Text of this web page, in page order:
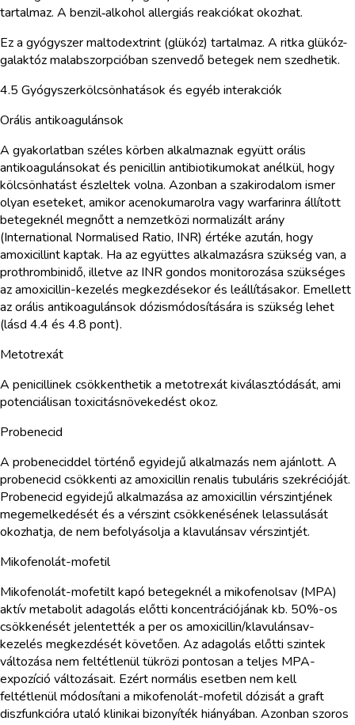
tartalmaz. A benzil‑alkohol allergiás reakciókat okozhat.
Ez a gyógyszer maltodextrint (glükóz) tartalmaz. A ritka glükóz-
galaktóz malabszorpcióban szenvedő betegek nem szedhetik.
4.5 Gyógyszerkölcsönhatások és egyéb interakciók
Orális antikoagulánsok
A gyakorlatban széles körben alkalmaznak együtt orális
antikoagulánsokat és penicillin antibiotikumokat anélkül, hogy
kölcsönhatást észleltek volna. Azonban a szakirodalom ismer
olyan eseteket, amikor acenokumarolra vagy warfarinra állított
betegeknél megnőtt a nemzetközi normalizált arány
(International Normalised Ratio, INR) értéke azután, hogy
amoxicillint kaptak. Ha az együttes alkalmazásra szükség van, a
prothrombinidő, illetve az INR gondos monitorozása szükséges
az amoxicillin-kezelés megkezdésekor és leállításakor. Emellett
az orális antikoagulánsok dózismódosítására is szükség lehet
(lásd 4.4 és 4.8 pont).
Metotrexát
A penicillinek csökkenthetik a metotrexát kiválasztódását, ami
potenciálisan toxicitásnövekedést okoz.
Probenecid
A probeneciddel történő egyidejű alkalmazás nem ajánlott. A
probenecid csökkenti az amoxicillin renalis tubuláris szekrécióját.
Probenecid egyidejű alkalmazása az amoxicillin vérszintjének
megemelkedését és a vérszint csökkenésének lelassulását
okozhatja, de nem befolyásolja a klavulánsav vérszintjét.
Mikofenolát-mofetil
Mikofenolát-mofetilt kapó betegeknél a mikofenolsav (MPA)
aktív metabolit adagolás előtti koncentrációjának kb. 50%-os
csökkenését jelentették a per os amoxicillin/klavulánsav-
kezelés megkezdését követően. Az adagolás előtti szintek
változása nem feltétlenül tükrözi pontosan a teljes MPA-
expozíció változásait. Ezért normális esetben nem kell
feltétlenül módosítani a mikofenolát-mofetil dózisát a graft
diszfunkcióra utaló klinikai bizonyíték hiányában. Azonban szoros